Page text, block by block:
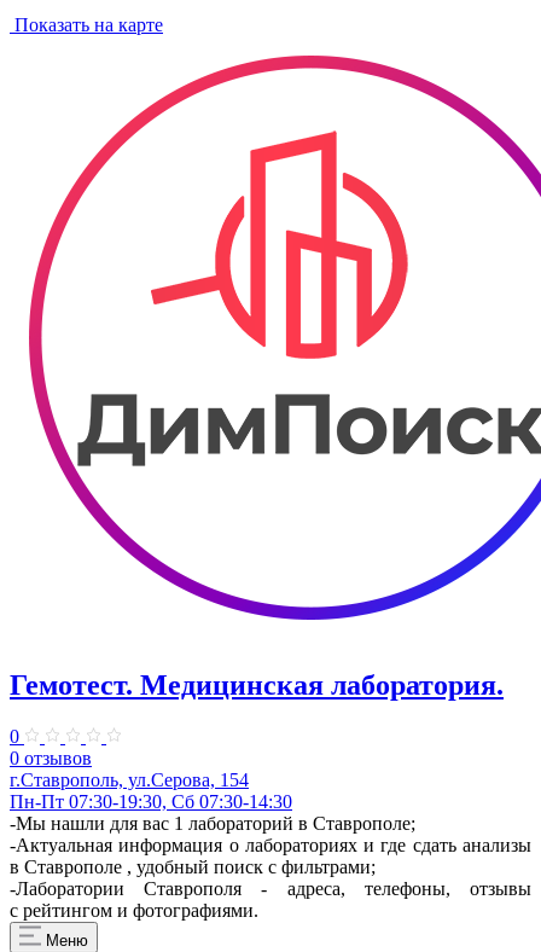
Показать на карте
Гемотест. Медицинская лаборатория.
0
0 отзывов
г.Ставрополь, ул.Серова, 154
Пн-Пт 07:30-19:30, Сб 07:30-14:30
-Мы нашли для вас 1 лабораторий в Ставрополе;
-Актуальная информация о лабораториях и где сдать анализы
в Ставрополе , удобный поиск с фильтрами;
-Лаборатории Ставрополя - адреса, телефоны, отзывы
с рейтингом и фотографиями.
Меню